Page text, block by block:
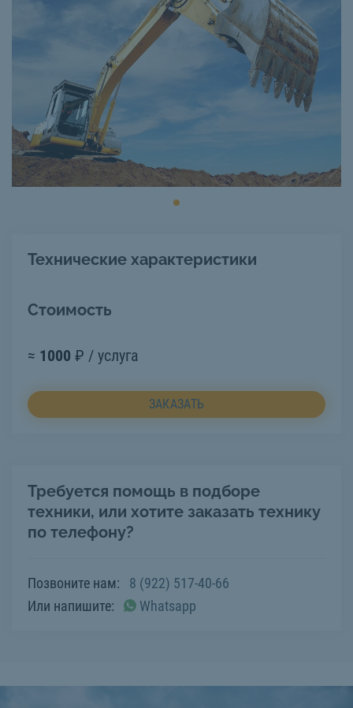
Технические характеристики
Стоимость
≈ 1000 ₽ / услуга
ЗАКАЗАТЬ
Требуется помощь в подборе
техники, или хотите заказать технику
по телефону?
Позвоните нам:
8 (922) 517-40-66
Или напишите:
Whatsapp